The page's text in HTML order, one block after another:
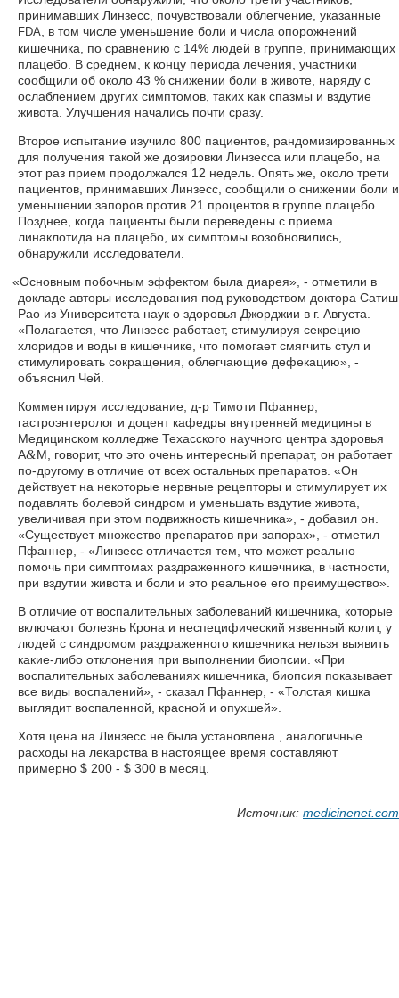
принимавших Линзесс, почувствовали облегчение, указанные
FDA , в том числе уменьшение боли и числа опорожнений
кишечника, по сравнению с 14% людей в группе, принимающих
плацебо. В среднем, к концу периода лечения, участники
сообщили об около 43 % снижении боли в животе, наряду с
ослаблением других симптомов, таких как спазмы и вздутие
живота. Улучшения начались почти сразу.
Второе испытание изучило 800 пациентов, рандомизированных
для получения такой же дозировки Линзесса или плацебо, на
этот раз прием продолжался 12 недель. Опять же, около трети
пациентов, принимавших Линзесс, сообщили о снижении боли и
уменьшении запоров против 21 процентов в группе плацебо.
Позднее, когда пациенты были переведены с приема
линаклотида на плацебо, их симптомы возобновились,
обнаружили исследователи.
«Основным побочным эффектом была диарея», - отметили в
докладе авторы исследования под руководством доктора Сатиш
Рао из Университета наук о здоровья Джорджии в г. Августа.
«Полагается, что Линзесс работает, стимулируя секрецию
хлоридов и воды в кишечнике, что помогает смягчить стул и
стимулировать сокращения, облегчающие дефекацию», -
объяснил Чей.
Комментируя исследование, д-р Тимоти Пфаннер,
гастроэнтеролог и доцент кафедры внутренней медицины в
Медицинском колледже Техасского научного центра здоровья
A&M, говорит, что это очень интересный препарат, он работает
по-другому в отличие от всех остальных препаратов. «Он
действует на некоторые нервные рецепторы и стимулирует их
подавлять болевой синдром и уменьшать вздутие живота,
увеличивая при этом подвижность кишечника», - добавил он.
«Существует множество препаратов при запорах», - отметил
Пфаннер, - «Линзесс отличается тем, что может реально
помочь при симптомах раздраженного кишечника, в частности,
при вздутии живота и боли и это реальное его преимущество».
В отличие от воспалительных заболеваний кишечника, которые
включают болезнь Крона и неспецифический язвенный колит, у
людей с синдромом раздраженного кишечника нельзя выявить
какие-либо отклонения при выполнении биопсии. «При
воспалительных заболеваниях кишечника, биопсия показывает
все виды воспалений», - сказал Пфаннер, - «Толстая кишка
выглядит воспаленной, красной и опухшей».
Хотя цена на Линзесс не была установлена , аналогичные
расходы на лекарства в настоящее время составляют
примерно $ 200 - $ 300 в месяц.
Источник: medicinenet.com